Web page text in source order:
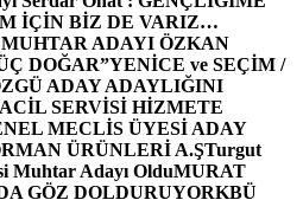
İÇİN BİZ DE VARIZ…
ADAYI ÖZKAN
DOĞAR”YENİCE ve SEÇİM /
ADAY ADAYLIĞINI
SERVİSİ HİZMETE
MECLİS ÜYESİ ADAY
ÜRÜNLERİ A.ŞTurgut
Muhtar Adayı OlduMURAT
GÖZ DOLDURUYORKBÜ